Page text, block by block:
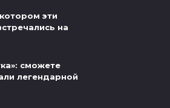
эти
на
сможете
легендарной